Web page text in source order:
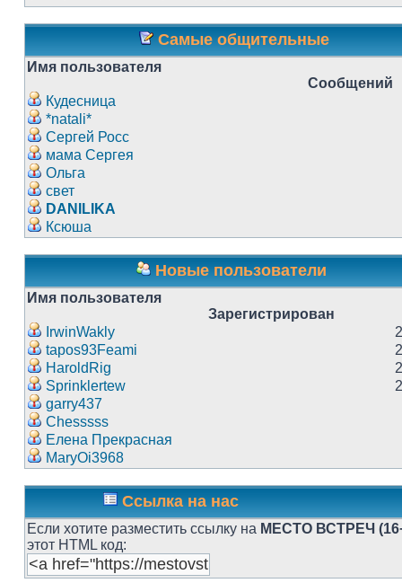
Самые общительные
Имя пользователя
Сообщений
Кудесница
*natali*
Сергей Росс
мама Сергея
Ольга
свет
DANILIKA
Ксюша
Новые пользователи
Имя пользователя
Зарегистрирован
IrwinWakly
tapos93Feami
HaroldRig
Sprinklertew
garry437
Chesssss
Елена Прекрасная
MaryOi3968
Ссылка на нас
Если хотите разместить ссылку на МЕСТО ВСТРЕЧ
этот HTML код: